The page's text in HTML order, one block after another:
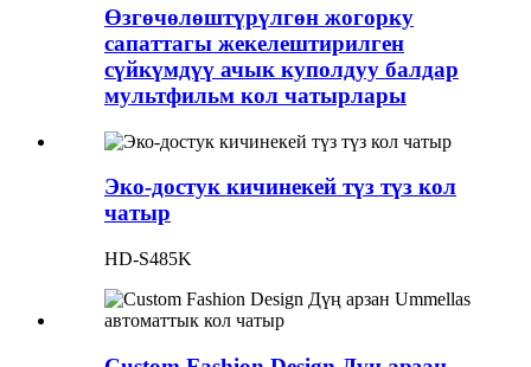
Өзгөчөлөштүрүлгөн жогорку
сапаттагы жекелештирилген
сүйкүмдүү ачык куполдуу балдар
мультфильм кол чатырлары
Эко-достук кичинекей түз түз кол
чатыр
HD-S485K